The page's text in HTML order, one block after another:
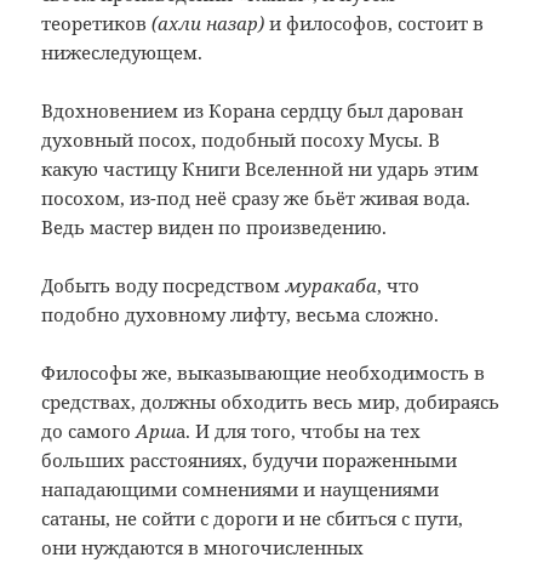
теоретиков(ахли назар) и философов, состоит в
нижеследующем.
Вдохновением из Корана сердцу был дарован
духовный посох, подобный посоху Мусы. В
какую частицу Книги Вселенной ни ударь этим
посохом, из-под неё сразу же бьёт живая вода.
Ведь мастер виден по произведению.
Добыть воду посредствоммуракаба, что
подобно духовному лифту, весьма сложно.
Философы же, выказывающие необходимость в
средствах, должны обходить весь мир, добираясь
до самогоАрша. И для того, чтобы на тех
больших расстояниях, будучи пораженными
нападающими сомнениями и наущениями
сатаны, не сойти с дороги и не сбиться с пути,
они нуждаются в многочисленных